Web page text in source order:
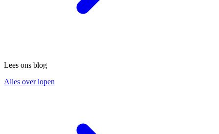
Lees ons blog
Alles over lopen